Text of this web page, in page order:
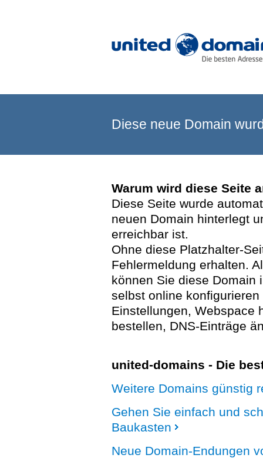
Diese neue Domain
Warum wird diese Seite
Diese Seite wurde
neuen Domain hinterlegt
erreichbar ist.
Ohne diese Platzhalter-
Fehlermeldung erhalten.
können Sie diese Domain
selbst online
Einstellungen, Webspace
bestellen, DNS-Einträge
united-domains - Die
Weitere Domains günstig
Gehen Sie einfach und
Baukasten
Neue Domain-Endungen